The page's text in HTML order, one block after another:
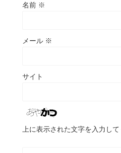
名前 ※
メール ※
サイト
上に表示された文字を入力して